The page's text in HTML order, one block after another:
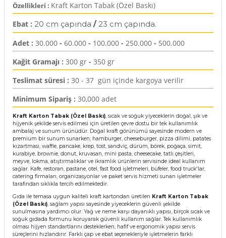
Kutuları
Kutuları
Özellikleri : Kraft Karton Tabak (Özel Baskı)
Ebat : 20 cm çapında / 23 cm çapında.
Adet : 30.000 - 60.000 - 100.000 - 250.000 - 500.000
Kağit Gramajı : 300 gr - 350 gr
Teslimat süresi : 30 - 37 gün içinde kargoya verilir
Minimum Sipariş : 30,000 adet
Kraft Karton Tabak (Özel Baskı), sıcak ve soğuk yiyeceklerin doğal, şık ve
hijyenik şekilde servis edilmesi için üretilen çevre dostu bir tek kullanımlık
ambalaj ve sunum ürünüdür. Doğal kraft görünümü sayesinde modern ve
premium bir sunum sunarken; hamburger, cheeseburger, pizza dilimi, patates
kızartması, waffle, pancake, krep, tost, sandviç, dürüm, börek, poğaça, simit,
kurabiye, brownie, donut, kruvasan, mini pasta, cheesecake, tatlı çeşitleri,
meyve, lokma, atıştırmalıklar ve ikramlık ürünlerin servisinde ideal kullanım
sağlar. Kafe, restoran, pastane, otel, fast food işletmeleri, büfeler, food truck'lar,
catering firmaları, organizasyonlar ve paket servis hizmeti sunan işletmeler
tarafından sıklıkla tercih edilmektedir.
Gıda ile temasa uygun kaliteli kraft kartondan üretilen Kraft Karton Tabak
(Özel Baskı), sağlam yapısı sayesinde yiyeceklerin güvenli şekilde
sunulmasına yardımcı olur. Yağ ve neme karşı dayanıklı yapısı, birçok sıcak ve
soğuk gıdada formunu koruyarak güvenli kullanım sağlar. Tek kullanımlık
olması hijyen standartlarını desteklerken, hafif ve ergonomik yapısı servis
süreçlerini hızlandırır. Farklı çap ve ebat seçenekleriyle işletmelerin farklı